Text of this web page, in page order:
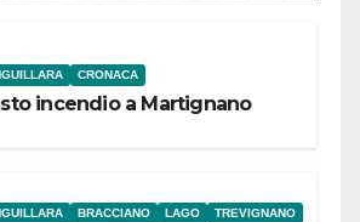
CRONACA
incendio a Martignano
BRACCIANO LAGO TREVIGNANO